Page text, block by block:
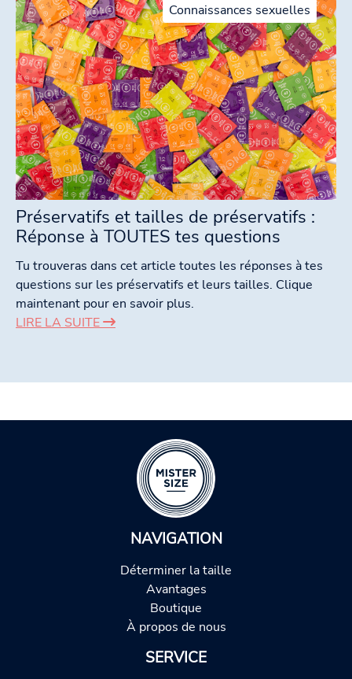
Connaissances sexuelles
Préservatifs et tailles de préservatifs :
Réponse à TOUTES tes questions
Tu trouveras dans cet article toutes les réponses à tes
questions sur les préservatifs et leurs tailles. Clique
maintenant pour en savoir plus.
LIRE LA SUITE
NAVIGATION
Déterminer la taille
Avantages
Boutique
À propos de nous
SERVICE